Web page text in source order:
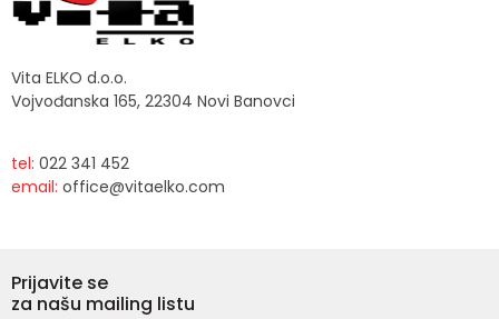
Vita ELKO d.o.o.
Vojvođanska 165, 22304 Novi Banovci
tel: 022 341 452
email: office@vitaelko.com
Prijavite se
za našu mailing listu